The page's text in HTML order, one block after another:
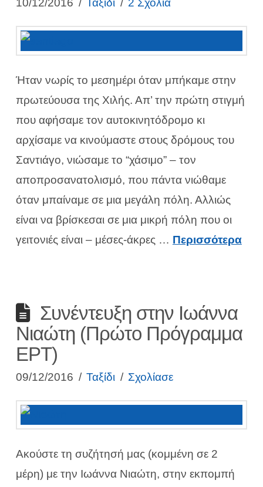
Ήταν νωρίς το μεσημέρι όταν μπήκαμε στην
πρωτεύουσα της Χιλής. Απ’ την πρώτη στιγμή
που αφήσαμε τον αυτοκινητόδρομο κι
αρχίσαμε να κινούμαστε στους δρόμους του
Σαντιάγο, νιώσαμε το “χάσιμο” – τον
αποπροσανατολισμό, που πάντα νιώθαμε
όταν μπαίναμε σε μια μεγάλη πόλη. Αλλιώς
είναι να βρίσκεσαι σε μια μικρή πόλη που οι
γειτονιές είναι – μέσες-άκρες … Περισσότερα
Συνέντευξη στην Ιωάννα
Νιαώτη (Πρώτο Πρόγραμμα
ΕΡΤ)
09/12/2016 Ταξίδι Σχολίασε
Ακούστε τη συζήτησή μας (κομμένη σε 2
μέρη) με την Ιωάννα Νιαώτη, στην εκπομπή